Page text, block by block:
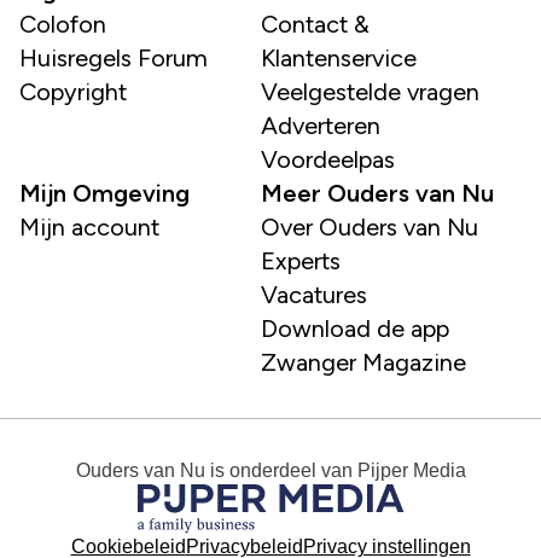
Colofon
Huisregels Forum
Copyright
Contact &
Klantenservice
Veelgestelde vragen
Adverteren
Voordeelpas
Mijn Omgeving
Mijn account
Meer Ouders van Nu
Over Ouders van Nu
Experts
Vacatures
Download de app
Zwanger Magazine
Ouders van Nu is onderdeel van Pijper Media
Cookiebeleid Privacybeleid Privacy instellingen